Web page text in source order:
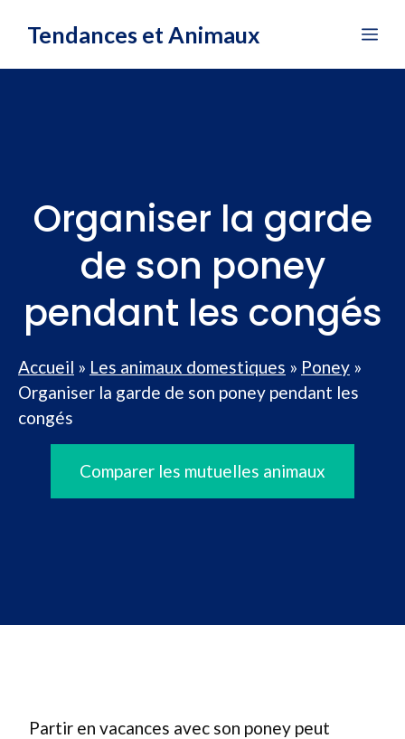
Tendances et Animaux
Organiser la garde
de son poney
pendant les congés
Accueil » Les animaux domestiques » Poney »
Organiser la garde de son poney pendant les
congés
Comparer les mutuelles animaux
Partir en vacances avec son poney peut